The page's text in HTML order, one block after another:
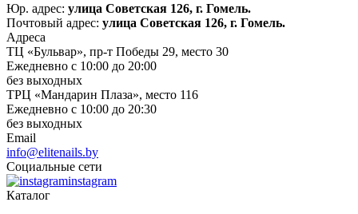
Юр. адрес: улица Советская 126, г. Гомель.
Почтовый адрес: улица Советская 126, г. Гомель.
Адреса
ТЦ «Бульвар», пр-т Победы 29, место 30
Ежедневно с 10:00 до 20:00
без выходных
ТРЦ «Мандарин Плаза», место 116
Ежедневно с 10:00 до 20:30
без выходных
Email
info@elitenails.by
Социальные сети
instagram
Каталог